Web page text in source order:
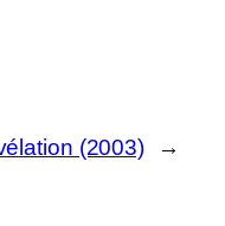
(2003) →